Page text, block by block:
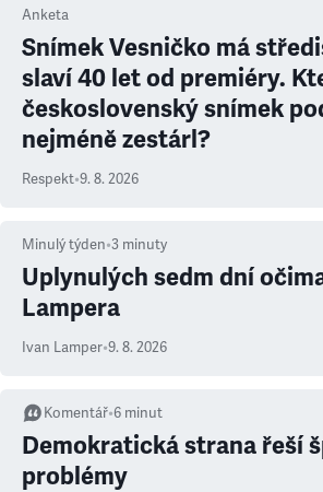
Anketa
Snímek Vesničko má
slaví 40 let od premiéry.
československý snímek
nejméně zestárl?
Respekt•9. 8. 2026
Minulý týden•3 minuty
Uplynulých sedm dní
Lampera
Ivan Lamper•9. 8. 2026
Komentář•6 minut
Demokratická strana řeší
problémy